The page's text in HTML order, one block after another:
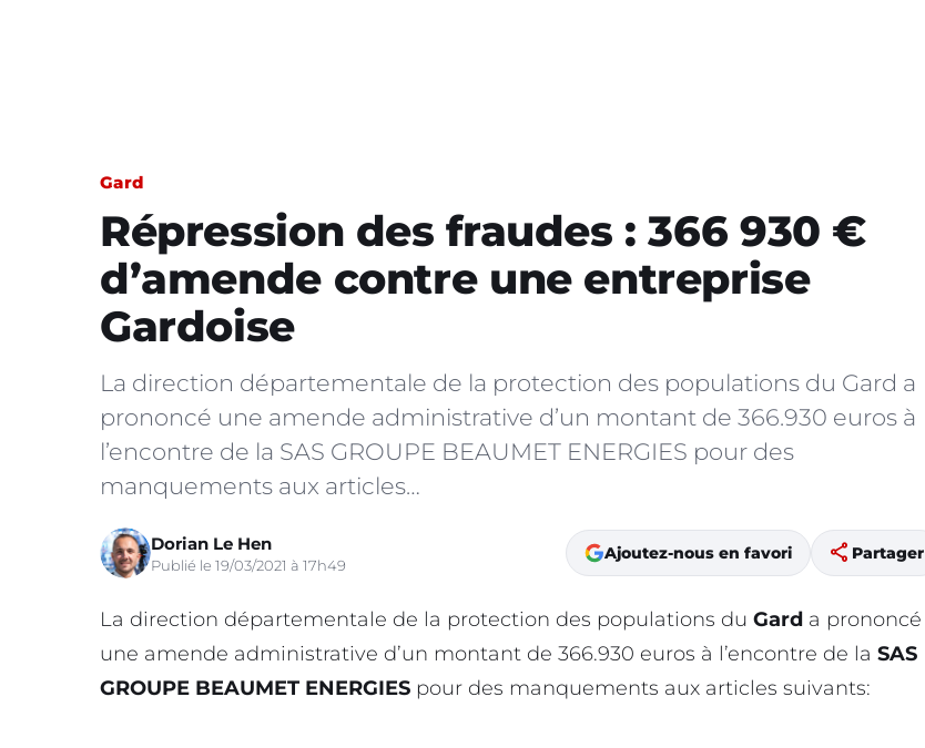
Gard
Répression des fraudes : 366 930 €
d’amende contre une entreprise
Gardoise
La direction départementale de la protection des populations du Gard a
prononcé une amende administrative d’un montant de 366.930 euros à
l’encontre de la SAS GROUPE BEAUMET ENERGIES pour des
manquements aux articles…
Dorian Le Hen
Publié le 19/03/2021 à 17h49
Ajoutez-nous en favori share Partager
La direction départementale de la protection des populations du Gard a prononcé
une amende administrative d’un montant de 366.930 euros à l’encontre de la SAS
GROUPE BEAUMET ENERGIES pour des manquements aux articles suivants: